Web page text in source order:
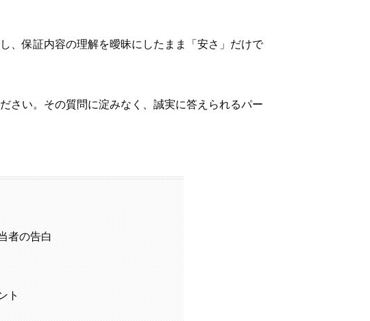
、保証内容の理解を曖昧にしたまま「安さ」だけで
さい。その質問に淀みなく、誠実に答えられるパー
者の告白
ト